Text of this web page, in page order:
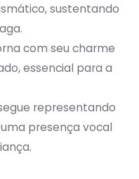
sustentando
com seu charme
essencial para a
representando
presença vocal